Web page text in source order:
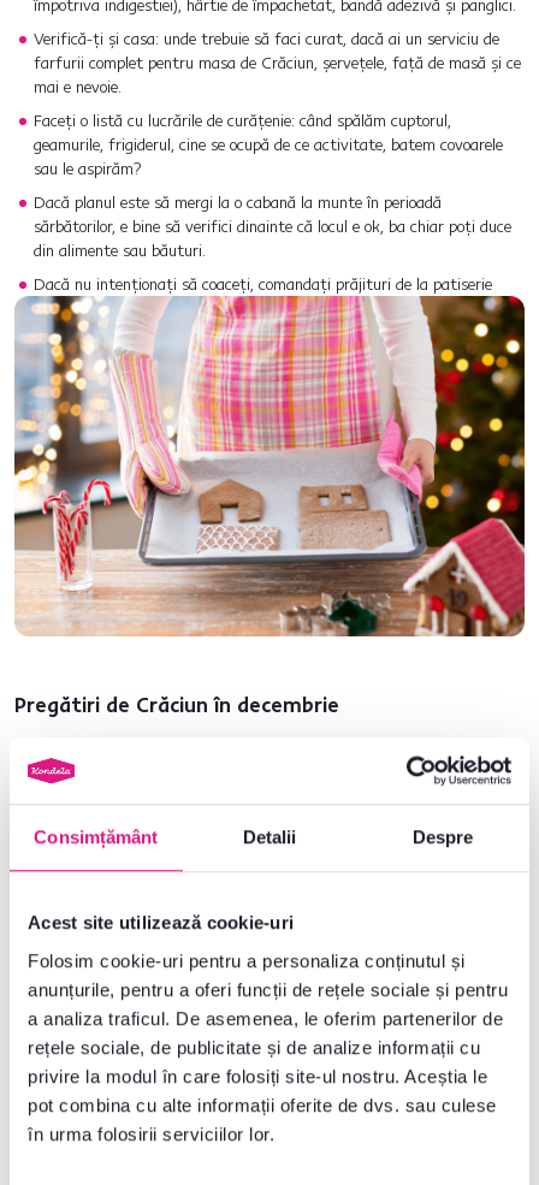
Consimțământ Detalii Despre
Acest site utilizează cookie-uri
Folosim cookie-uri pentru a personaliza conținutul și
anunțurile, pentru a oferi funcții de rețele sociale și pentru
a analiza traficul. De asemenea, le oferim partenerilor de
rețele sociale, de publicitate și de analize informații cu
privire la modul în care folosiți site-ul nostru. Aceștia le
pot combina cu alte informații oferite de dvs. sau culese
în urma folosirii serviciilor lor.
împotriva indigestiei), hârtie de împachetat, bandă adezivă și panglici.
Verifică-ți și casa: unde trebuie să faci curat, dacă ai un serviciu de
farfurii complet pentru masa de Crăciun, șervețele, față de masă și ce
mai e nevoie.
Faceți o listă cu lucrările de curățenie: când spălăm cuptorul,
geamurile, frigiderul, cine se ocupă de ce activitate, batem covoarele
sau le aspirăm?
Dacă planul este să mergi la o cabană la munte în perioadă
sărbătorilor, e bine să verifici dinainte că locul e ok, ba chiar poți duce
din alimente sau băuturi.
Dacă nu intenționați să coaceți, comandați prăjituri de la patiserie
Pregătiri de Crăciun în decembrie
patiserie rezistente de Crăciun, precum prăjiturile Linz, prăjiturile cu
Continuă să împachetezi cadourile pe care le ai deja și păstrează-le
într-un loc ferit de privirile indiscrete
Considerând că de Crăciun toți facem excese, poți servi acum alimente
mai puțin calorice, cum ar fi fructele, peștele sau produsele lactate
Gândește-te la ținutele de Crăciun, verifică hainele pe care plănuiești
să le porți și află dacă ceva trebuie călcat, spălat sau cusut
Schimbă pilotele cu cearșafurile de Crăciun
Începeți împreună să împodobiți bradul de Crăciun
Menține ordinea după curățenia generală
Cu o zi înainte de Crăciun, începeți să pregătiți o salată - gusturile